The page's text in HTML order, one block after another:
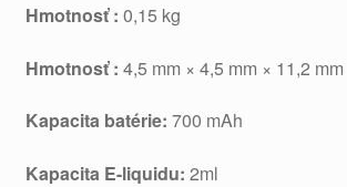
Hmotnosť: 0,15 kg
Hmotnosť: 4,5 mm × 4,5 mm × 11,2 mm
Kapacita batérie: 700 mAh
Kapacita E-liquidu: 2ml